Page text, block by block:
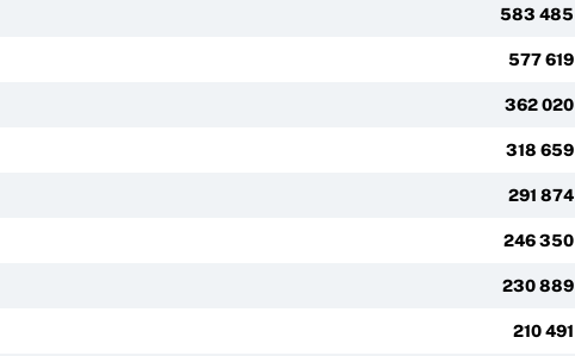
583 485
577 619
362 020
318 659
291 874
246 350
230 889
210 491